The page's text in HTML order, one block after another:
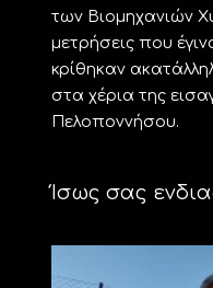
των Βιομηχανιών
μετρήσεις που
κρίθηκαν
στα χέρια της
Πελοποννήσου.
Ίσως σας